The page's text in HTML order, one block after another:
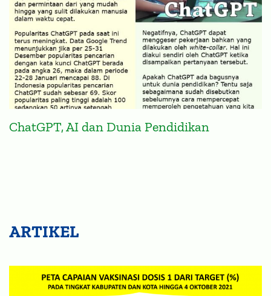
ChatGPT, AI dan Dunia Pendidikan
ARTIKEL